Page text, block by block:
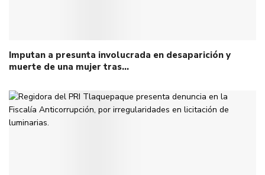
Imputan a presunta involucrada en desaparición y
muerte de una mujer tras…